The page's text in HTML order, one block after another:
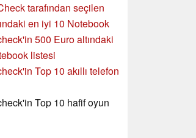
tarafından seçilen
en iyi 10 Notebook
500 Euro altındaki
listesi
Top 10 akıllı telefon
Top 10 hafif oyun